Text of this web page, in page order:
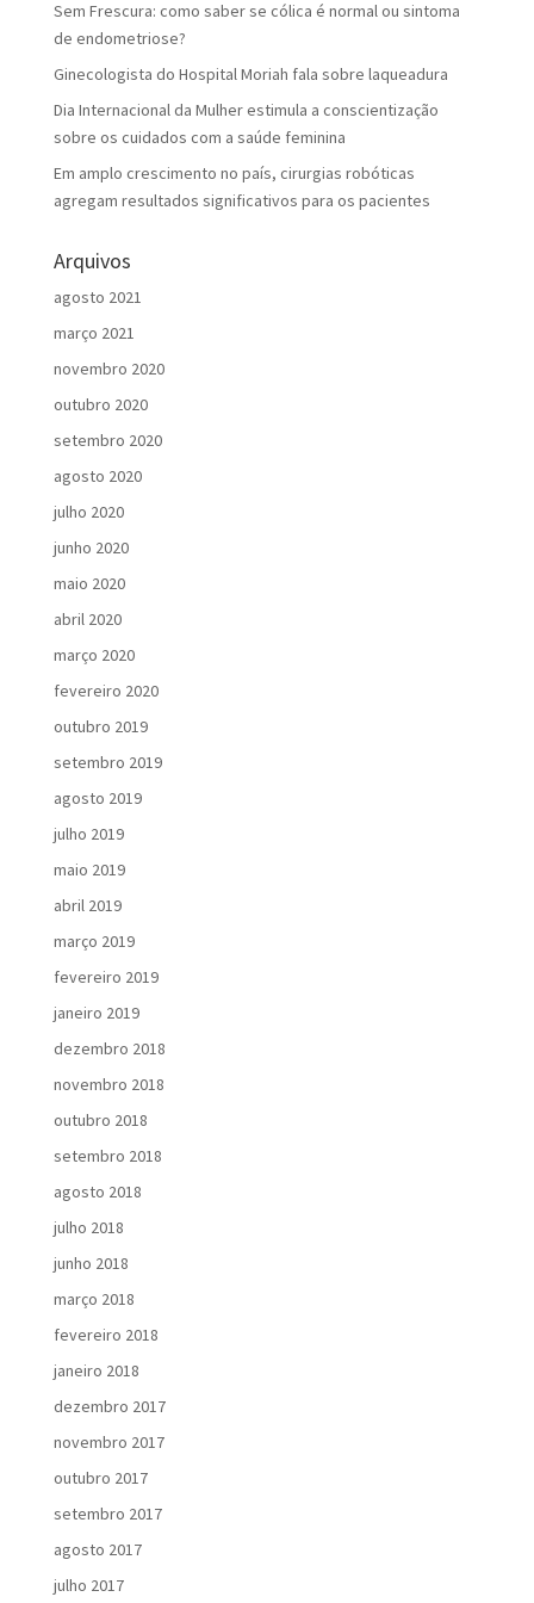
Sem Frescura: como saber se cólica é normal ou sintoma
de endometriose?
Ginecologista do Hospital Moriah fala sobre laqueadura
Dia Internacional da Mulher estimula a conscientização
sobre os cuidados com a saúde feminina
Em amplo crescimento no país, cirurgias robóticas
agregam resultados significativos para os pacientes
Arquivos
agosto 2021
março 2021
novembro 2020
outubro 2020
setembro 2020
agosto 2020
julho 2020
junho 2020
maio 2020
abril 2020
março 2020
fevereiro 2020
outubro 2019
setembro 2019
agosto 2019
julho 2019
maio 2019
abril 2019
março 2019
fevereiro 2019
janeiro 2019
dezembro 2018
novembro 2018
outubro 2018
setembro 2018
agosto 2018
julho 2018
junho 2018
março 2018
fevereiro 2018
janeiro 2018
dezembro 2017
novembro 2017
outubro 2017
setembro 2017
agosto 2017
julho 2017